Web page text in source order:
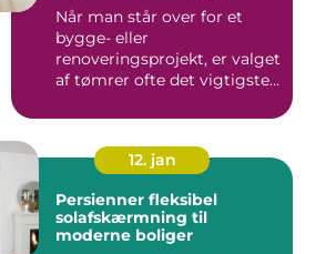
Når man står over for et
bygge- eller
renoveringsprojekt, er valget
af tømrer ofte det vigtigste
12. jan
Persienner fleksibel
solafskærmning til
moderne boliger